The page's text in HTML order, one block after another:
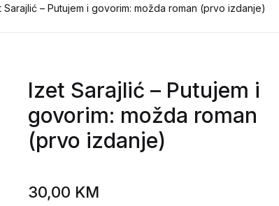
Sarajlić – Putujem i govorim: možda roman (prvo izdanje)
Izet Sarajlić – Putujem i
govorim: možda roman
(prvo izdanje)
30,00 KM